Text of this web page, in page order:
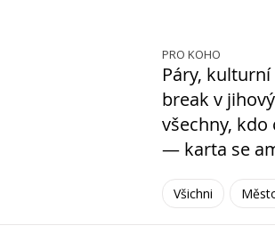
PRO KOHO
Páry,
break v
všechny,
— karta se
Všichni